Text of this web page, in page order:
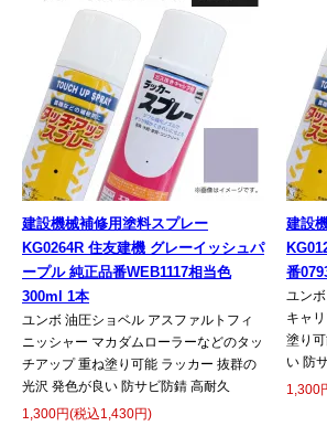
建設機械補修用塗料スプレー
KG0264R 住友建機 グレーイッシュパ
ープル 純正品番WEB1117相当色
300ml 1本
ユンボ 油圧ショベル アスファルトフィ
ニッシャー マカダムローラーなどのタッ
チアップ 重ね塗り可能 ラッカー 抜群の
光沢 発色が良い 防サビ防錆 高耐久
1,300円(税込1,430円)
建設
番
ユン
キャ
塗り
い 防
1,300